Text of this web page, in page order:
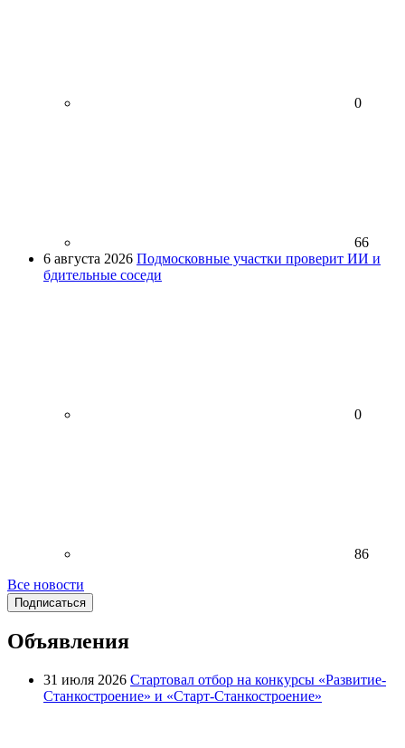
0
66
6 августа 2026 Подмосковные участки проверит ИИ и
бдительные соседи
0
86
Все новости
Подписаться
Объявления
31 июля 2026 Стартовал отбор на конкурсы «Развитие-
Станкостроение» и «Старт-Станкостроение»